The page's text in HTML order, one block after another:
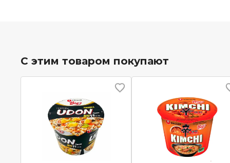
С этим товаром покупают